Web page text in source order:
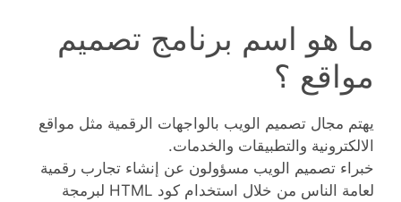
ما هو اسم برنامج تصميم
مواقع ؟
يهتم مجال تصميم الويب بالواجهات الرقمية مثل مواقع
الالكترونية والتطبيقات والخدمات.
خبراء تصميم الويب مسؤولون عن إنشاء تجارب رقمية
لعامة الناس من خلال استخدام كود HTML لبرمجة